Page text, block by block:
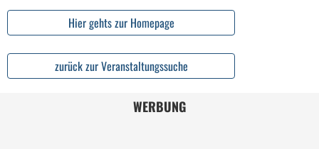
Hier gehts zur Homepage
zurück zur Veranstaltungssuche
WERBUNG